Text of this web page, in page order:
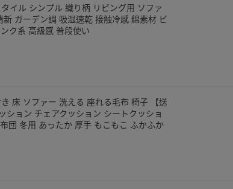
イル シンプル 織り柄 リビング用 ソファ
ガーデン調 吸湿速乾 接触冷感 綿素材 ビ
ク系 高級感 普段使い
床 ソファー 洗える 座れる毛布 椅子 【送
ション チェアクッション シートクッショ
団 冬用 あったか 厚手 もこもこ ふかふか